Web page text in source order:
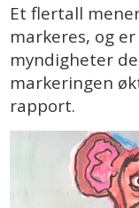
Et flertall
markeres, og
myndigheter
markeringen
rapport.